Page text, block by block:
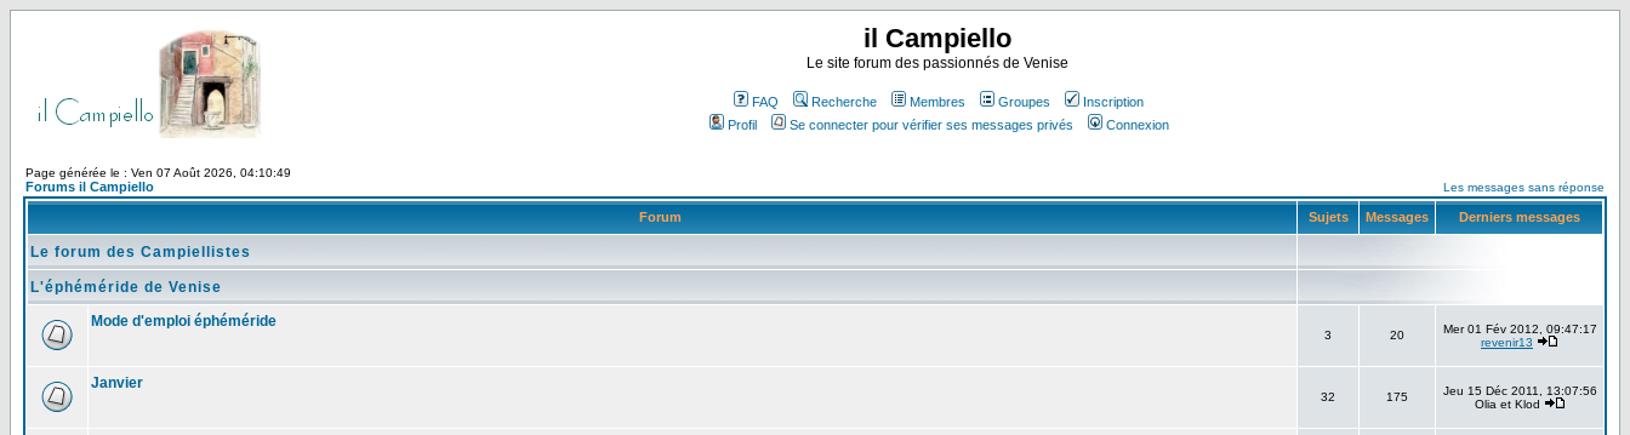
il Campiello
Le site forum des passionnés de Venise
FAQ Recherche Membres Groupes
Inscription
Profil
Se connecter pour vérifier ses messages privés Connexion
Page générée le : Ven 07 Août 2026, 04:10:49
Forums il Campiello Les messages sans réponse
Forum Sujets Messages Derniers messages
Le forum des Campiellistes
L'éphéméride de Venise
Mode d'emploi éphéméride
3 20
Mer 01 Fév 2012, 09:47:17
revenir13
Janvier
32 175
Jeu 15 Déc 2011, 13:07:56
Olia et Klod